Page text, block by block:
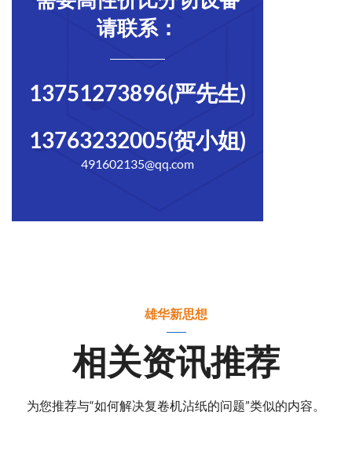
请联系：
13751273896(严先生)
13763232005(贺小姐)
491602135@qq.com
雄华新思想
相关资讯推荐
为您推荐与“如何解决复卷机沾纸的问题”类似的内容。